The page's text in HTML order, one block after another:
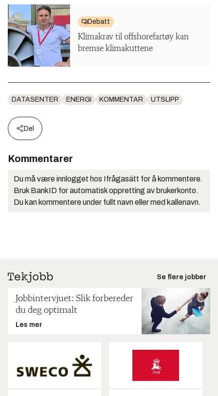
Debatt
Klimakrav til offshorefartøy kan
bremse klimakuttene
DATASENTER ENERGI KOMMENTAR UTSLIPP
Del
Kommentarer
Du må være innlogget hos Ifrågasätt for å kommentere.
Bruk BankID for automatisk oppretting av brukerkonto.
Du kan kommentere under fullt navn eller med kallenavn.
Se flere jobber
Jobbintervjuet: Slik forbereder
du deg optimalt
Les mer